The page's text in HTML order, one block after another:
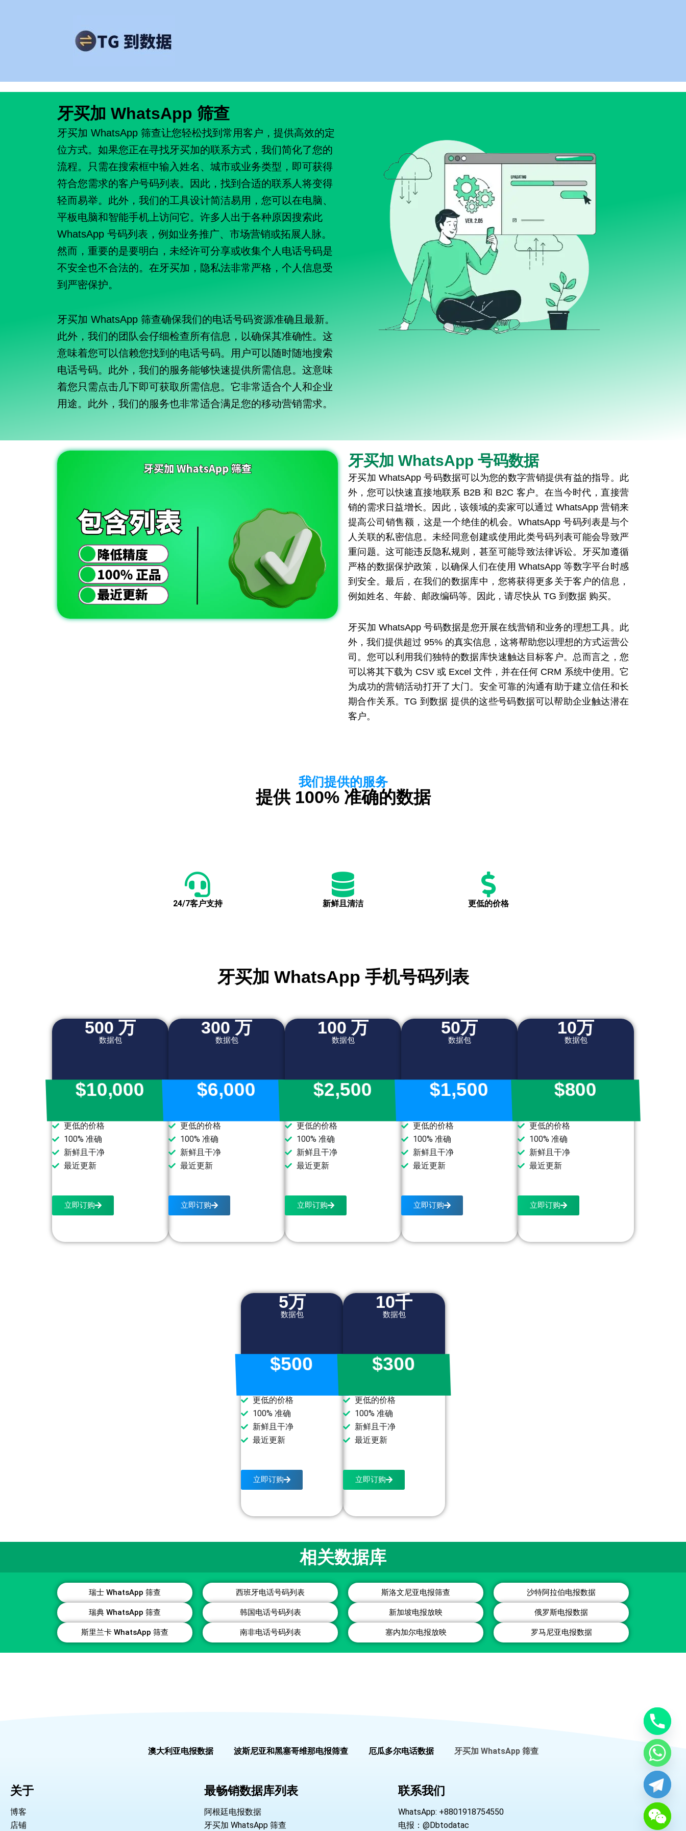
牙买加 WhatsApp 筛查
牙买加 WhatsApp 筛查让您轻松找到常用客户，提供高效的定
位方式。如果您正在寻找牙买加的联系方式，我们简化了您的
流程。只需在搜索框中输入姓名、城市或业务类型，即可获得
符合您需求的客户号码列表。因此，找到合适的联系人将变得
轻而易举。此外，我们的工具设计简洁易用，您可以在电脑、
平板电脑和智能手机上访问它。许多人出于各种原因搜索此
WhatsApp 号码列表，例如业务推广、市场营销或拓展人脉。
然而，重要的是要明白，未经许可分享或收集个人电话号码是
不安全也不合法的。在牙买加，隐私法非常严格，个人信息受
到严密保护。
牙买加 WhatsApp 筛查确保我们的电话号码资源准确且最新。
此外，我们的团队会仔细检查所有信息，以确保其准确性。这
意味着您可以信赖您找到的电话号码。用户可以随时随地搜索
电话号码。此外，我们的服务能够快速提供所需信息。这意味
着您只需点击几下即可获取所需信息。它非常适合个人和企业
用途。此外，我们的服务也非常适合满足您的移动营销需求。
牙买加 WhatsApp 号码数据
牙买加 WhatsApp 号码数据可以为您的数字营销提供有益的指导。此
外，您可以快速直接地联系 B2B 和 B2C 客户。在当今时代，直接营
销的需求日益增长。因此，该领域的卖家可以通过 WhatsApp 营销来
提高公司销售额，这是一个绝佳的机会。WhatsApp 号码列表是与个
人关联的私密信息。未经同意创建或使用此类号码列表可能会导致严
重问题。这可能违反隐私规则，甚至可能导致法律诉讼。牙买加遵循
严格的数据保护政策，以确保人们在使用 WhatsApp 等数字平台时感
到安全。最后，在我们的数据库中，您将获得更多关于客户的信息，
例如姓名、年龄、邮政编码等。因此，请尽快从 TG 到数据 购买。
牙买加 WhatsApp 号码数据是您开展在线营销和业务的理想工具。此
外，我们提供超过 95% 的真实信息，这将帮助您以理想的方式运营公
司。您可以利用我们独特的数据库快速触达目标客户。总而言之，您
可以将其下载为 CSV 或 Excel 文件，并在任何 CRM 系统中使用。它
为成功的营销活动打开了大门。安全可靠的沟通有助于建立信任和长
期合作关系。TG 到数据 提供的这些号码数据可以帮助企业触达潜在
客户。
我们提供的服务
提供 100% 准确的数据
24/7客户支持 新鲜且清洁 更低的价格
牙买加 WhatsApp 手机号码列表
500 万
数据包
$10,000
更低的价格
100% 准确
新鲜且干净
最近更新
立即订购
300 万
数据包
$6,000
更低的价格
100% 准确
新鲜且干净
最近更新
立即订购
100 万
数据包
$2,500
更低的价格
100% 准确
新鲜且干净
最近更新
立即订购
50万
数据包
$1,500
更低的价格
100% 准确
新鲜且干净
最近更新
立即订购
10万
数据包
$800
更低的价格
100% 准确
新鲜且干净
最近更新
立即订购
5万
数据包
$500
更低的价格
100% 准确
新鲜且干净
最近更新
立即订购
10千
数据包
$300
更低的价格
100% 准确
新鲜且干净
最近更新
立即订购
相关数据库
瑞士 WhatsApp 筛查
瑞典 WhatsApp 筛查
斯里兰卡 WhatsApp 筛查
西班牙电话号码列表
韩国电话号码列表
南非电话号码列表
斯洛文尼亚电报筛查
新加坡电报放映
塞内加尔电报放映
沙特阿拉伯电报数据
俄罗斯电报数据
罗马尼亚电报数据
澳大利亚电报数据 波斯尼亚和黑塞哥维那电报筛查 厄瓜多尔电话数据 牙买加 WhatsApp 筛查
关于
博客
店铺
最畅销数据库列表
阿根廷电报数据
牙买加 WhatsApp 筛查
联系我们
WhatsApp: +8801918754550
电报：@Dbtodatac